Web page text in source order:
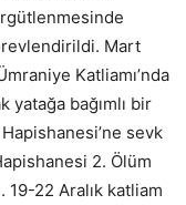
Mart
Katliamı’nda
yatağa bağımlı bir
sevk
2. Ölüm
19-22 Aralık katliam